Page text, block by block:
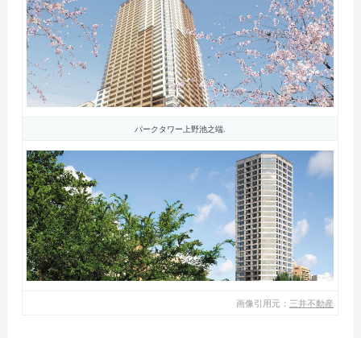
パークタワー上野池之端.
画像引用元： 三井不動産